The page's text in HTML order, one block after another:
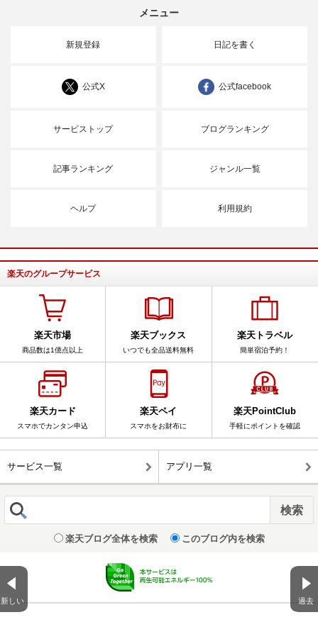
新しい 過去
メニュー
新規登録 日記を書く
公式X 公式facebook
サービストップ ブログランキング
記事ランキング ジャンル一覧
ヘルプ 利用規約
楽天のグループサービス
楽天市場
商品数は1億点以上
楽天ブックス
いつでも全品送料無料
楽天トラベル
簡単宿泊予約！
楽天カード
スマホでカンタン申込
楽天ペイ
スマホをお財布に
楽天PointClub
手軽にポイントを確認
サービス一覧 アプリ一覧
楽天ブログ全体を検索 このブログ内を検索